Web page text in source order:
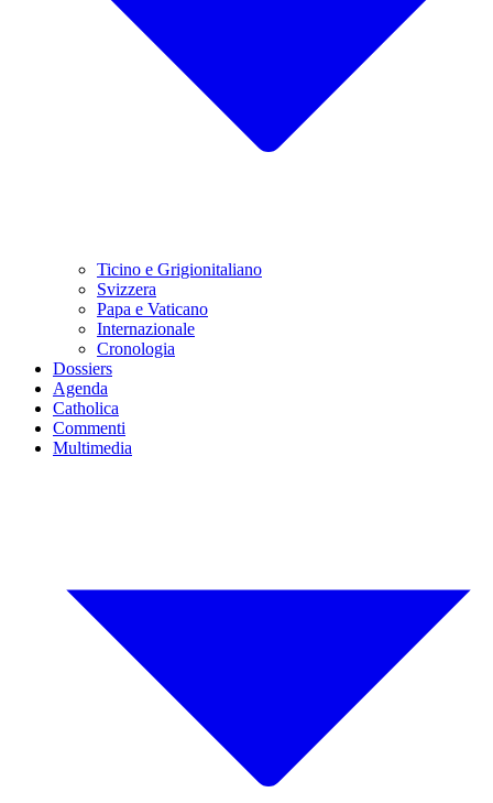
Ticino e Grigionitaliano
Svizzera
Papa e Vaticano
Internazionale
Cronologia
Dossiers
Agenda
Catholica
Commenti
Multimedia